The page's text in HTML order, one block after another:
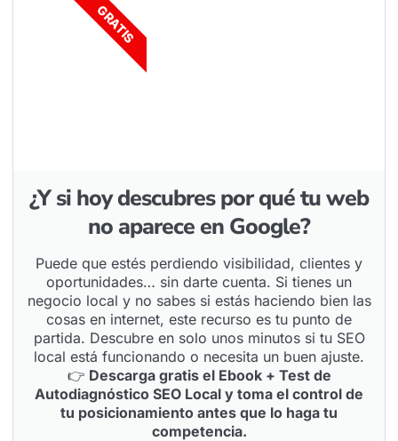
¿Y si hoy descubres por qué tu web
no aparece en Google?
Puede que estés perdiendo visibilidad, clientes y
oportunidades… sin darte cuenta. Si tienes un
negocio local y no sabes si estás haciendo bien las
cosas en internet, este recurso es tu punto de
partida. Descubre en solo unos minutos si tu SEO
local está funcionando o necesita un buen ajuste.
👉 Descarga gratis el Ebook + Test de
Autodiagnóstico SEO Local y toma el control de
tu posicionamiento antes que lo haga tu
competencia.
GRATIS